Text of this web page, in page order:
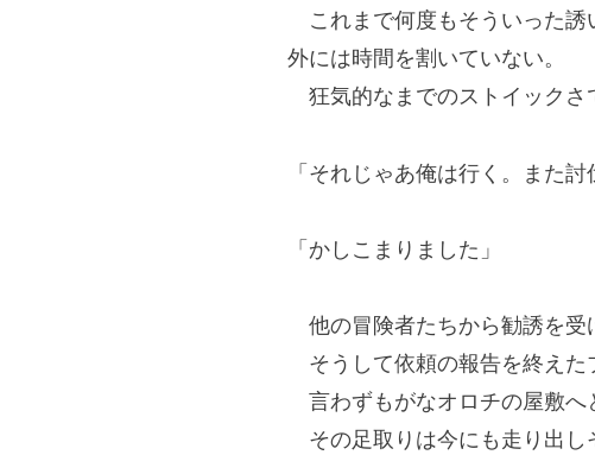
これまで何度もそういった誘
外には時間を割いていない。
狂気的なまでのストイックさ
「それじゃあ俺は行く。また
「かしこまりました」
他の冒険者たちから勧誘を受
そうして依頼の報告を終え
言わずもがなオロチの屋敷へ
その足取りは今にも走り出し